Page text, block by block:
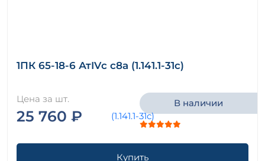
1ПК 65-18-6 АтIVс с8а (1.141.1-31с)
Цена за шт.
25 760 ₽
В наличии
Купить